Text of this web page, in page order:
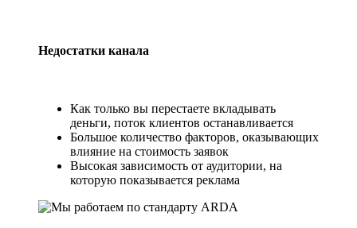
Недостатки канала
Как только вы перестаете вкладывать
деньги, поток клиентов останавливается
Большое количество факторов, оказывающих
влияние на стоимость заявок
Высокая зависимость от аудитории, на
которую показывается реклама